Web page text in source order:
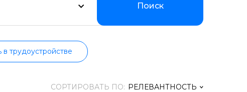
Поиск
трудоустройстве
СОРТИРОВАТЬ ПО: РЕЛЕВАНТНОСТЬ